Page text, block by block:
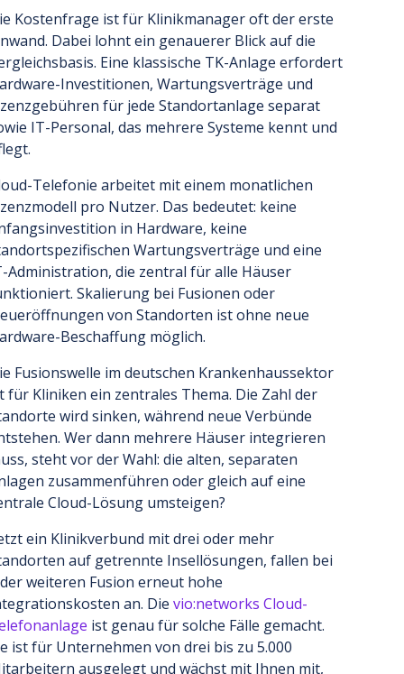
Kostenfrage ist für Klinikmanager oft der erste
Dabei lohnt ein genauerer Blick auf die
Eine klassische TK-Anlage erfordert
Investitionen, Wartungsverträge und
für jede Standortanlage separat
IT-Personal, das mehrere Systeme kennt und
Telefonie arbeitet mit einem monatlichen
pro Nutzer. Das bedeutet: keine
in Hardware, keine
Wartungsverträge und eine
Administration, die zentral für alle Häuser
Skalierung bei Fusionen oder
von Standorten ist ohne neue
Beschaffung möglich.
Fusionswelle im deutschen Krankenhaussektor
für Kliniken ein zentrales Thema. Die Zahl der
wird sinken, während neue Verbünde
Wer dann mehrere Häuser integrieren
steht vor der Wahl: die alten, separaten
zusammenführen oder gleich auf eine
Cloud-Lösung umsteigen?
ein Klinikverbund mit drei oder mehr
auf getrennte Insellösungen, fallen bei
weiteren Fusion erneut hohe
an. Die vio:networks Cloud-
ist genau für solche Fälle gemacht.
ist für Unternehmen von drei bis zu 5.000
ausgelegt und wächst mit Ihnen mit,